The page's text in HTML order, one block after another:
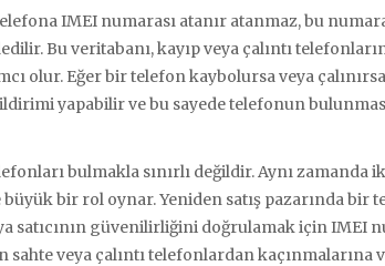
IMEI numarası atanır atanmaz, bu
Bu veritabanı, kayıp veya çalıntı
olur. Eğer bir telefon kaybolursa veya
yapabilir ve bu sayede telefonun
bulmakla sınırlı değildir. Aynı zamanda
bir rol oynar. Yeniden satış pazarında bir
satıcının güvenilirliğini doğrulamak için IMEI
veya çalıntı telefonlardan kaçınmalarına